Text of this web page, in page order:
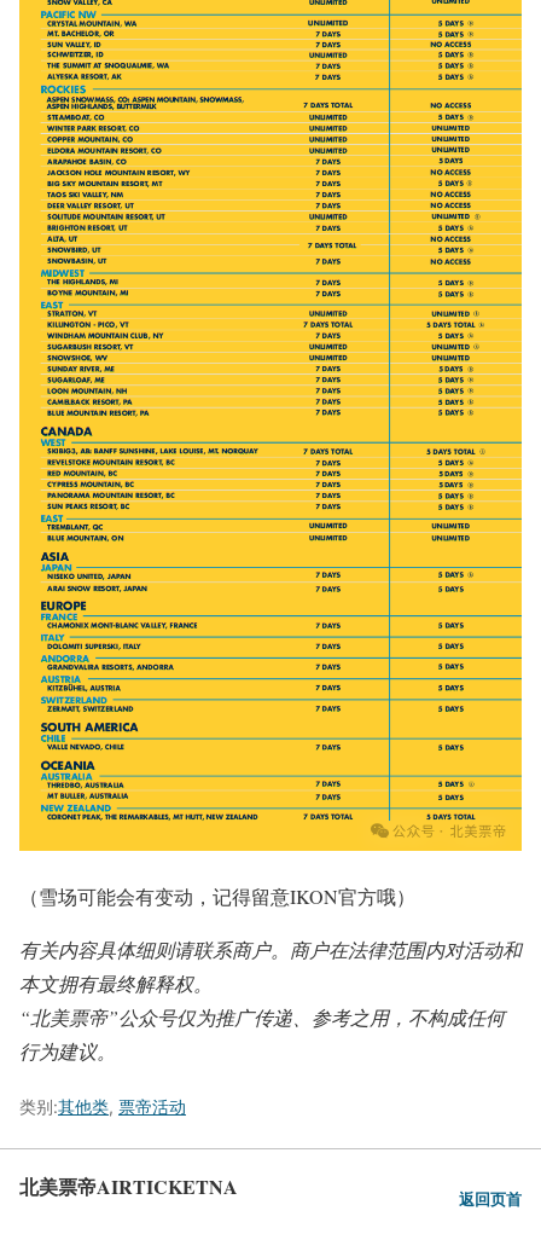
（雪场可能会有变动，记得留意IKON官方哦）
有关内容具体细则请联系商户。商户在法律范围内对活动和
本文拥有最终解释权。
“北美票帝”公众号仅为推广传递、参考之用，不构成任何
行为建议。
类别:其他类, 票帝活动
北美票帝AIRTICKETNA 返回页首